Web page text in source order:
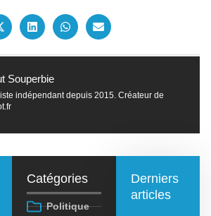
Souperbie
indépendant depuis 2015. Créateur de
Catégories
Politique
Derniers
articles